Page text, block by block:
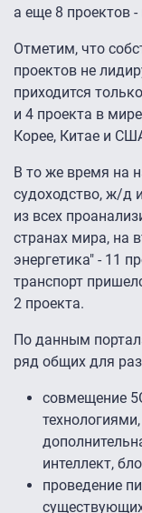
а еще 8 проектов -
Отметим, что
проектов не
приходится
и 4 проекта в
Корее, Китае и
В то же время на
судоходство, ж/д
из всех
странах мира, на
энергетика" - 11
транспорт
2 проекта.
По данным
ряд общих для
совмещение
интеллект,
проведение